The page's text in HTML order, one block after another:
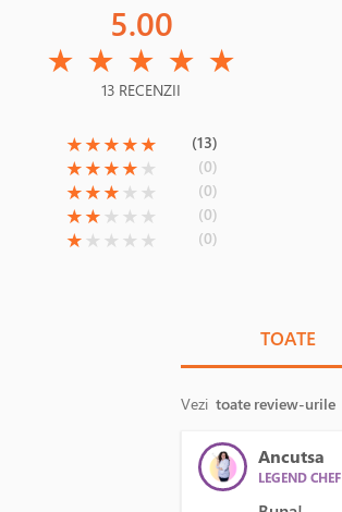
5.00
★ ★ ★ ★ ★
13 RECENZII
(*)
★(*)
★(*)
★(*)
★(*)
★ (13)
(*)
★(*)
★(*)
★(*)
★ ( )
★ (0)
(*)
★(*)
★(*)
★ ( )
★ ( )
★ (0)
(*)
★(*)
★ ( )
★ ( )
★ ( )
★ (0)
(*)
★ ( )
★ ( )
★ ( )
★ ( )
★ (0)
TOATE
Vezi toate review-urile
Ancutsa
LEGEND CHEF